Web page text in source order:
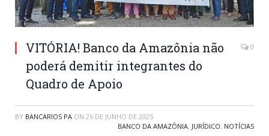
VITÓRIA! Banco da Amazônia não
poderá demitir integrantes do
Quadro de Apoio
0
BY BANCARIOS PA ON 26 DE JUNHO DE 2025
BANCO DA AMAZÔNIA, JURÍDICO, NOTÍCIAS